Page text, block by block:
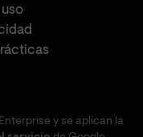
y se aplican la